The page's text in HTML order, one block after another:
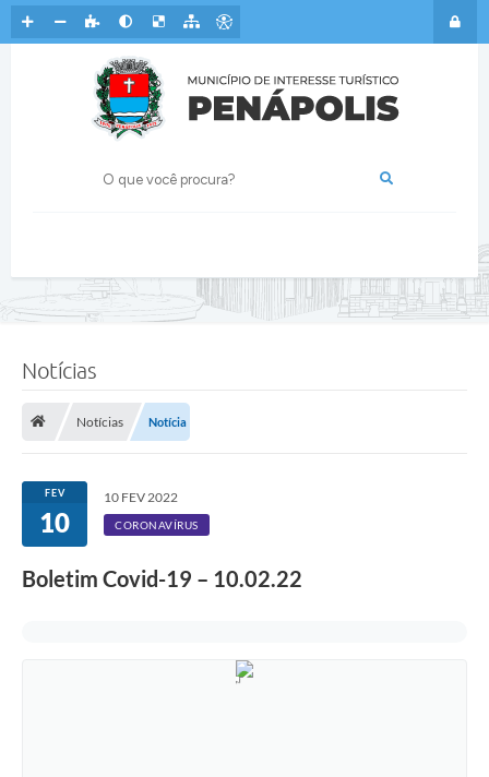
Notícias
Notícias Notícia
FEV
10
10 FEV 2022
CORONAVÍRUS
Boletim Covid-19 – 10.02.22